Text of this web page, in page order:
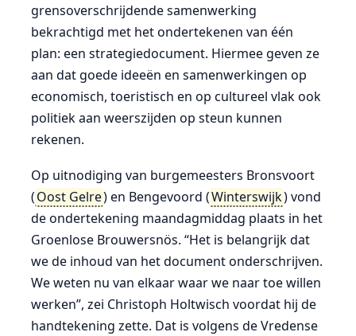
grensoverschrijdende samenwerking
bekrachtigd met het ondertekenen van één
plan: een strategiedocument. Hiermee geven ze
aan dat goede ideeën en samenwerkingen op
economisch, toeristisch en op cultureel vlak ook
politiek aan weerszijden op steun kunnen
rekenen.
Op uitnodiging van burgemeesters Bronsvoort
(Oost Gelre) en Bengevoord (Winterswijk) vond
de ondertekening maandagmiddag plaats in het
Groenlose Brouwersnös. “Het is belangrijk dat
we de inhoud van het document onderschrijven.
We weten nu van elkaar waar we naar toe willen
werken”, zei Christoph Holtwisch voordat hij de
handtekening zette. Dat is volgens de Vredense